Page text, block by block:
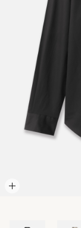
お知らせ